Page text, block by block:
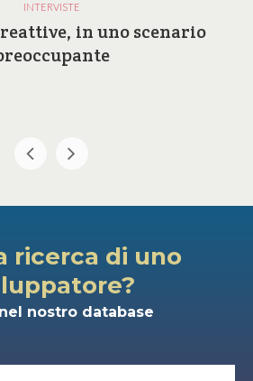
INTERVISTE
in uno scenario
ricerca di uno
nostro database